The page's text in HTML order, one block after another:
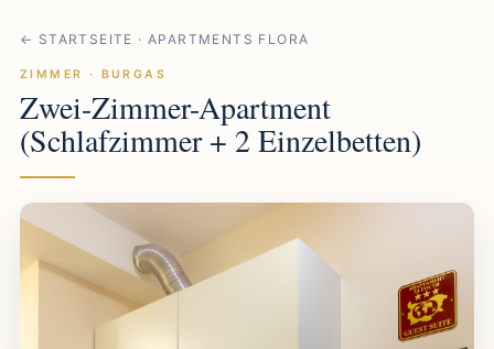
← STARTSEITE · APARTMENTS FLORA
ZIMMER · BURGAS
Zwei-Zimmer-Apartment
(Schlafzimmer + 2 Einzelbetten)